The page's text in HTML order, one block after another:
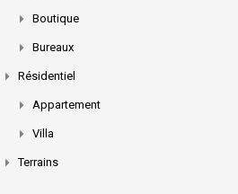
Boutique
Bureaux
Résidentiel
Appartement
Villa
Terrains